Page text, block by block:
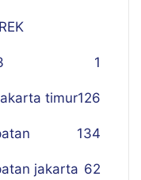
1
timur126
134
jakarta 62